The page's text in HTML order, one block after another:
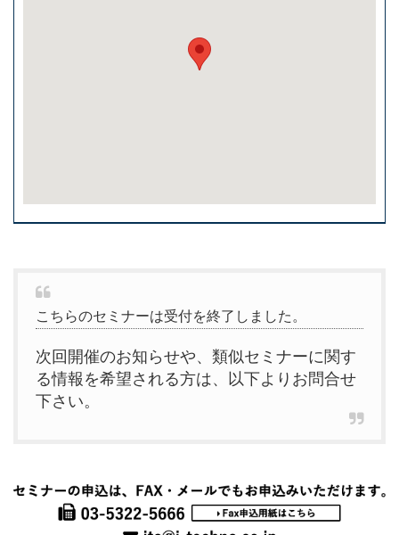
こちらのセミナーは受付を終了しました。
次回開催のお知らせや、類似セミナーに関す
る情報を希望される方は、以下よりお問合せ
下さい。